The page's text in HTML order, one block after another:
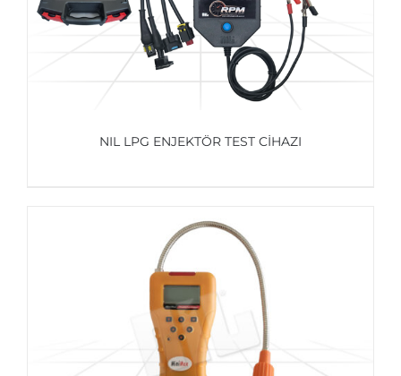
AYRINTILAR
NIL LPG ENJEKTÖR TEST CİHAZI